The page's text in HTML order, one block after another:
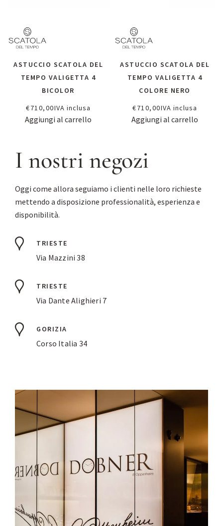
ASTUCCIO SCATOLA DEL
TEMPO VALIGETTA 4
BICOLOR
€710,00IVA inclusa
Aggiungi al carrello
ASTUCCIO SCATOLA DEL
TEMPO VALIGETTA 4
COLORE NERO
€710,00IVA inclusa
Aggiungi al carrello
I nostri negozi
Oggi come allora seguiamo i clienti nelle loro richieste
mettendo a disposizione professionalità, esperienza e
disponibilità.
TRIESTE
Via Mazzini 38
TRIESTE
Via Dante Alighieri 7
GORIZIA
Corso Italia 34